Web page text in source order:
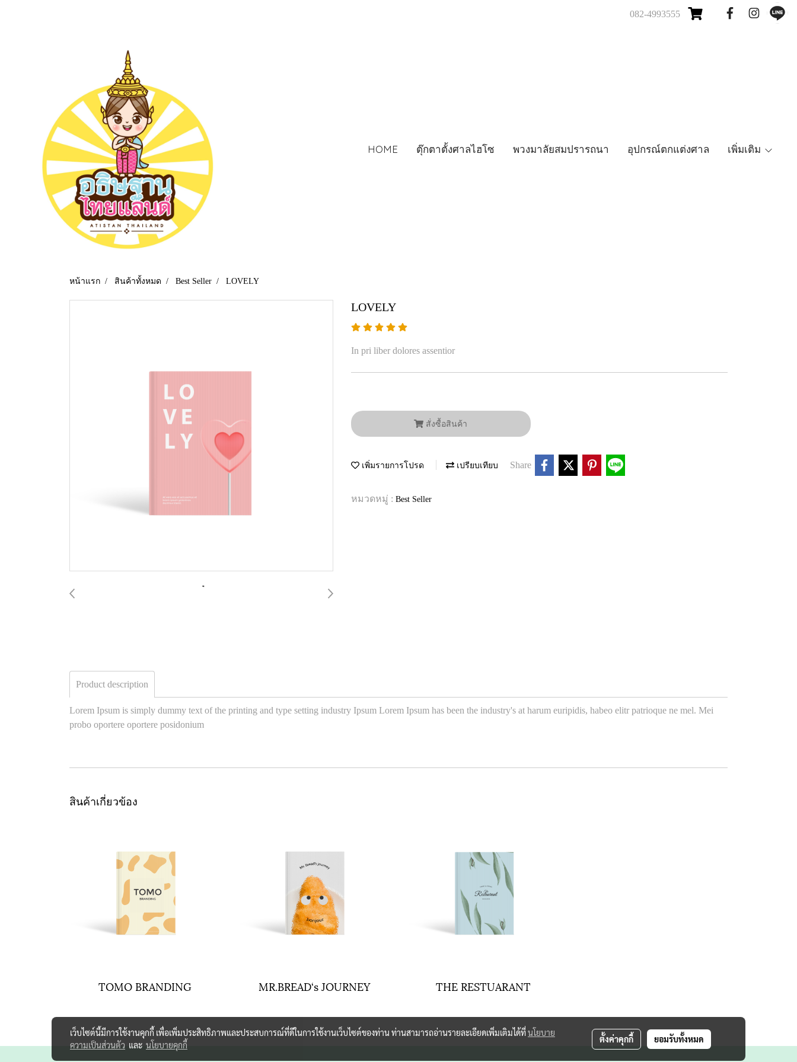
082-4993555
HOME ตุ๊กตาตั้งศาลไฮโซ พวงมาลัยสมปรารถนา อุปกรณ์ตกแต่งศาล เพิ่มเติม
หน้าแรก สินค้าทั้งหมด Best Seller LOVELY
LOVELY
In pri liber dolores assentior
สั่งซื้อสินค้า
เพิ่มรายการโปรด เปรียบเทียบ Share
หมวดหมู่ : Best Seller
Product description
Lorem Ipsum is simply dummy text of the printing and type setting industry Ipsum Lorem Ipsum has been the industry's at harum euripidis, habeo elitr patrioque ne mel. Mei
probo oportere oportere posidonium
สินค้าเกี่ยวข้อง
TOMO BRANDING MR.BREAD‘s JOURNEY THE RESTUARANT
เว็บไซต์นี้มีการใช้งานคุกกี้ เพื่อเพิ่มประสิทธิภาพและประสบการณ์ที่ดีในการใช้งานเว็บไซต์ของท่าน ท่านสามารถอ่านรายละเอียดเพิ่มเติมได้ที่นโยบาย
ความเป็นส่วนตัว และ นโยบายคุกกี้
ตั้งค่าคุกกี้ ยอมรับทั้งหมด